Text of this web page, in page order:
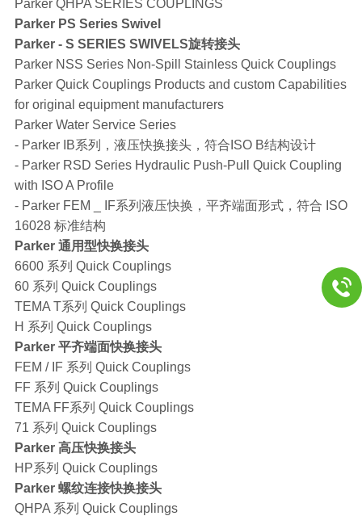
Parker QHPA SERIES COUPLINGS
Parker PS Series Swivel
Parker - S SERIES SWIVELS旋转接头
Parker NSS Series Non-Spill Stainless Quick Couplings
Parker Quick Couplings Products and custom Capabilities
for original equipment manufacturers
Parker Water Service Series
- Parker IB系列，液压快换接头，符合ISO B结构设计
- Parker RSD Series Hydraulic Push-Pull Quick Coupling
with ISO A Profile
- Parker FEM _ IF系列液压快换，平齐端面形式，符合 ISO
16028 标准结构
Parker 通用型快换接头
6600 系列 Quick Couplings
60 系列 Quick Couplings
TEMA T系列 Quick Couplings
H 系列 Quick Couplings
Parker 平齐端面快换接头
FEM / IF 系列 Quick Couplings
FF 系列 Quick Couplings
TEMA FF系列 Quick Couplings
71 系列 Quick Couplings
Parker 高压快换接头
HP系列 Quick Couplings
Parker 螺纹连接快换接头
QHPA 系列 Quick Couplings